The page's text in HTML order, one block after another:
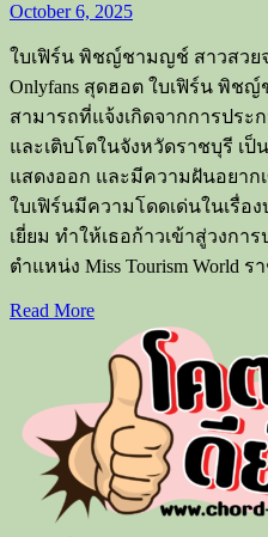
October 6, 2025
ใบเฟิร์น พิชญ์ชามญช์ สาวสวย
Onlyfans สุดฮอต ใบเฟิร์น พิช
สามารถที่แจ้งเกิดจากการประ
และเติบโตในจังหวัดราชบุรี เ
แสดงออก และมีความฝันอยาก
ใบเฟิร์นมีความโดดเด่นในเรื่
เยี่ยม ทำให้เธอก้าวเข้าสู่วงกา
ตำแหน่ง Miss Tourism World ร
Read MoreRead
about
ใบ
เฟิร์น
พิชญ์
ชาม
ญช์